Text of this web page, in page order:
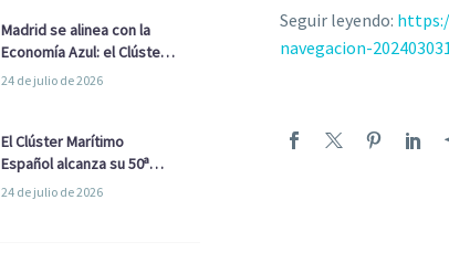
Madrid se alinea con la
Economía Azul: el Clúster
Marítimo Español y la Real
Ayuntamiento
24 de julio de 2026
El Clúster Marítimo
Español alcanza su 50ª
Asamblea reafirmando su
24 de julio de 2026
Seguir leyendo:
navegacion-